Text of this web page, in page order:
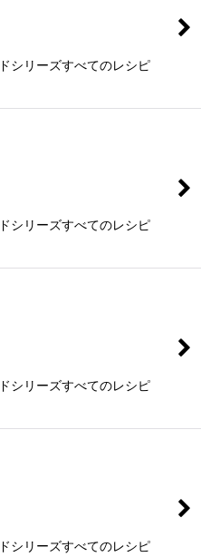
シリーズすべてのレシピ
シリーズすべてのレシピ
シリーズすべてのレシピ
シリーズすべてのレシピ